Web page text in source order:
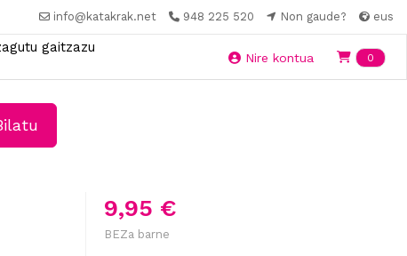
info@katakrak.net 948 225 520 Non gaude? eus
gaitzazu
Nire kontua 0
9,95 €
BEZa barne